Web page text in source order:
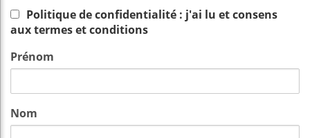
Politique de confidentialité : j'ai lu et consens
aux termes et conditions
Prénom
Nom